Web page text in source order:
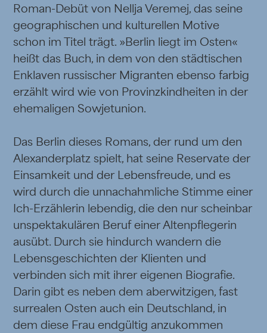
Roman-Debüt von Nellja Veremej, das seine
geographischen und kulturellen Motive
schon im Titel trägt. »Berlin liegt im Osten«
heißt das Buch, in dem von den städtischen
Enklaven russischer Migranten ebenso farbig
erzählt wird wie von Provinzkindheiten in der
ehemaligen Sowjetunion.
Das Berlin dieses Romans, der rund um den
Alexanderplatz spielt, hat seine Reservate der
Einsamkeit und der Lebensfreude, und es
wird durch die unnachahmliche Stimme einer
Ich-Erzählerin lebendig, die den nur scheinbar
unspektakulären Beruf einer Altenpflegerin
ausübt. Durch sie hindurch wandern die
Lebensgeschichten der Klienten und
verbinden sich mit ihrer eigenen Biografie.
Darin gibt es neben dem aberwitzigen, fast
surrealen Osten auch ein Deutschland, in
dem diese Frau endgültig anzukommen